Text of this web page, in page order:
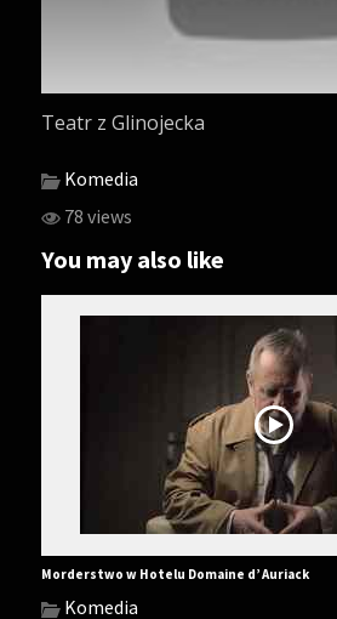
Teatr z Glinojecka
Komedia
78 views
You may also like
Morderstwo w Hotelu Domaine d’ Auriack
Komedia